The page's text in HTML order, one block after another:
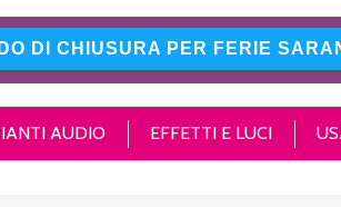
DI CHIUSURA PER FERIE
AUDIO EFFETTI E LUCI